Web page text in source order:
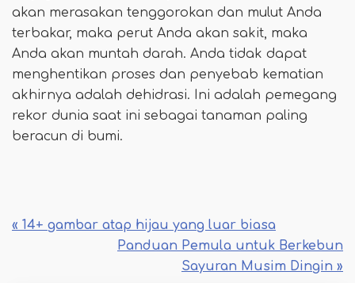
akan merasakan tenggorokan dan mulut Anda
terbakar, maka perut Anda akan sakit, maka
Anda akan muntah darah. Anda tidak dapat
menghentikan proses dan penyebab kematian
akhirnya adalah dehidrasi. Ini adalah pemegang
rekor dunia saat ini sebagai tanaman paling
beracun di bumi.
« 14+ gambar atap hijau yang luar biasa
Panduan Pemula untuk Berkebun
Sayuran Musim Dingin »